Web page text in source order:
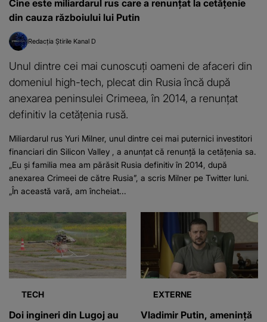
Cine este miliardarul rus care a renunțat la cetățenie
din cauza războiului lui Putin
Redacția Știrile Kanal D
Unul dintre cei mai cunoscuți oameni de afaceri din
domeniul high-tech, plecat din Rusia încă după
anexarea peninsulei Crimeea, în 2014, a renunțat
definitiv la cetățenia rusă.
Miliardarul rus Yuri Milner, unul dintre cei mai puternici investitori
financiari din Silicon Valley , a anunțat că renunță la cetățenia sa.
„Eu și familia mea am părăsit Rusia definitiv în 2014, după
anexarea Crimeei de către Rusia”, a scris Milner pe Twitter luni.
„În această vară, am încheiat...
TECH
Doi ingineri din Lugoj au
EXTERNE
Vladimir Putin, amenință